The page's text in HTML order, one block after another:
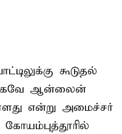
கூடுதல்
ஆன்லைன்
என்று அமைச்சர்